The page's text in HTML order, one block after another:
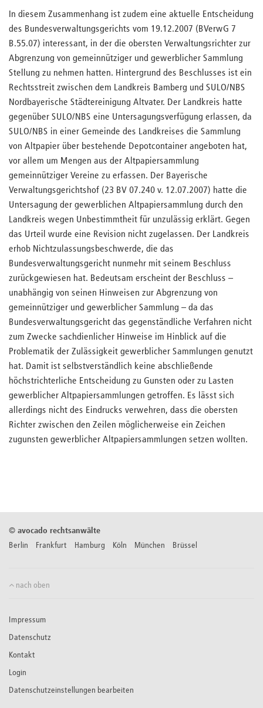
In diesem Zusammenhang ist zudem eine aktuelle Entscheidung
des Bundesverwaltungsgerichts vom 19.12.2007 (BVerwG 7
B.55.07) interessant, in der die obersten Verwaltungsrichter zur
Abgrenzung von gemeinnütziger und gewerblicher Sammlung
Stellung zu nehmen hatten. Hintergrund des Beschlusses ist ein
Rechtsstreit zwischen dem Landkreis Bamberg und SULO/NBS
Nordbayerische Städtereinigung Altvater. Der Landkreis hatte
gegenüber SULO/NBS eine Untersagungsverfügung erlassen, da
SULO/NBS in einer Gemeinde des Landkreises die Sammlung
von Altpapier über bestehende Depotcontainer angeboten hat,
vor allem um Mengen aus der Altpapiersammlung
gemeinnütziger Vereine zu erfassen. Der Bayerische
Verwaltungsgerichtshof (23 BV 07.240 v. 12.07.2007) hatte die
Untersagung der gewerblichen Altpapiersammlung durch den
Landkreis wegen Unbestimmtheit für unzulässig erklärt. Gegen
das Urteil wurde eine Revision nicht zugelassen. Der Landkreis
erhob Nichtzulassungsbeschwerde, die das
Bundesverwaltungsgericht nunmehr mit seinem Beschluss
zurückgewiesen hat. Bedeutsam erscheint der Beschluss –
unabhängig von seinen Hinweisen zur Abgrenzung von
gemeinnütziger und gewerblicher Sammlung – da das
Bundesverwaltungsgericht das gegenständliche Verfahren nicht
zum Zwecke sachdienlicher Hinweise im Hinblick auf die
Problematik der Zulässigkeit gewerblicher Sammlungen genutzt
hat. Damit ist selbstverständlich keine abschließende
höchstrichterliche Entscheidung zu Gunsten oder zu Lasten
gewerblicher Altpapiersammlungen getroffen. Es lässt sich
allerdings nicht des Eindrucks verwehren, dass die obersten
Richter zwischen den Zeilen möglicherweise ein Zeichen
zugunsten gewerblicher Altpapiersammlungen setzen wollten.
© avocado rechtsanwälte
Berlin Frankfurt Hamburg Köln München Brüssel
nach oben
Impressum
Datenschutz
Kontakt
Login
Datenschutzeinstellungen bearbeiten